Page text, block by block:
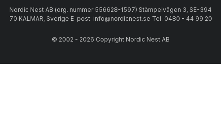
Nordic Nest AB (org. nummer 556628-1597) Stämpelvägen 3, SE-394
70 KALMAR, Sverige E-post: info@nordicnest.se Tel. 0480 - 44 99 20
© 2002 - 2026 Copyright Nordic Nest AB